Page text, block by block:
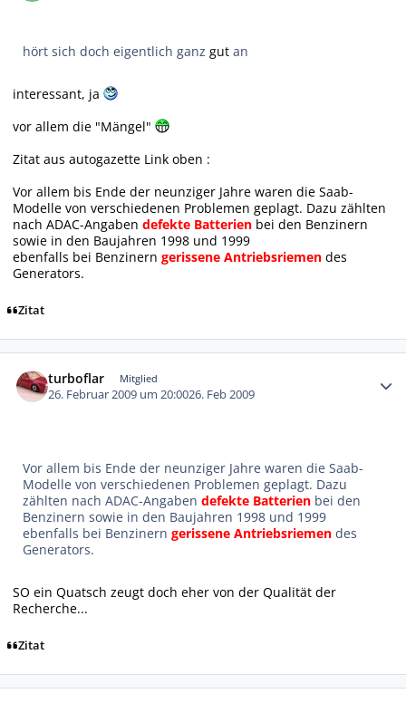
hört sich doch eigentlich ganzgut an
interessant, ja
vor allem die "Mängel"
Zitat aus autogazette Link oben :
Vor allem bis Ende der neunziger Jahre waren die Saab-
Modelle von verschiedenen Problemen geplagt. Dazu zählten
nach ADAC-Angaben defekte Batterien bei den Benzinern
sowie in den Baujahren 1998 und 1999
ebenfalls bei Benzinern gerissene Antriebsriemen des
Generators.
Zitat
turboflar Mitglied
26. Februar 2009 um 20:0026. Feb 2009
Vor allem bis Ende der neunziger Jahre waren die Saab-
Modelle von verschiedenen Problemen geplagt. Dazu
zählten nach ADAC-Angabendefekte Batterien bei den
Benzinern sowie in den Baujahren 1998 und 1999
ebenfalls bei Benzinerngerissene Antriebsriemen des
Generators.
SO ein Quatsch zeugt doch eher von der Qualität der
Recherche...
Zitat